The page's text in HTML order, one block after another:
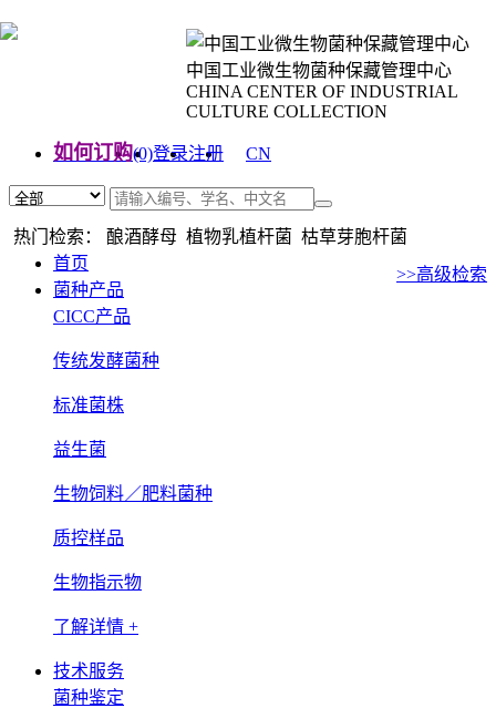
中国工业微生物菌种保藏管理中心
CHINA CENTER OF INDUSTRIAL
CULTURE COLLECTION
如何订购(0)登录注册
CN
热门检索： 酿酒酵母 植物乳植杆菌 枯草芽胞杆菌
>>高级检索
首页
菌种产品
CICC产品
传统发酵菌种
标准菌株
益生菌
生物饲料／肥料菌种
质控样品
生物指示物
了解详情 +
技术服务
菌种鉴定